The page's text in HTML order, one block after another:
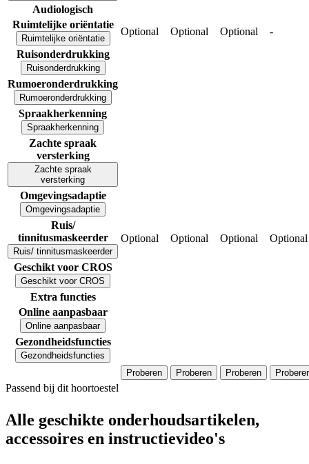
Audiologisch
Ruimtelijke oriëntatie
Ruimtelijke oriëntatie
Optional Optional Optional
-
Ruisonderdrukking
Ruisonderdrukking
Rumoeronderdrukking
Rumoeronderdrukking
Spraakherkenning
Spraakherkenning
Zachte spraak
versterking
Zachte spraak
versterking
Omgevingsadaptie
Omgevingsadaptie
Ruis/
tinnitusmaskeerder
Ruis/ tinnitusmaskeerder
Optional Optional Optional Optional
Geschikt voor CROS
Geschikt voor CROS
Extra functies
Online aanpasbaar
Online aanpasbaar
Gezondheidsfuncties
Gezondheidsfuncties
Proberen
Proberen Proberen
Passend bij dit hoortoestel
Alle geschikte onderhoudsartikelen,
accessoires en instructievideo's